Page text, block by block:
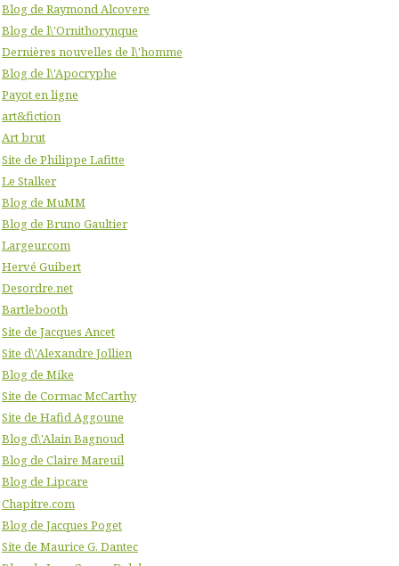
Blog de Raymond Alcovere
Blog de l\'Ornithorynque
Dernières nouvelles de l\'homme
Blog de l\'Apocryphe
Payot en ligne
art&fiction
Art brut
Site de Philippe Lafitte
Le Stalker
Blog de MuMM
Blog de Bruno Gaultier
Largeur.com
Hervé Guibert
Desordre.net
Bartlebooth
Site de Jacques Ancet
Site d\'Alexandre Jollien
Blog de Mike
Site de Cormac McCarthy
Site de Hafid Aggoune
Blog d\'Alain Bagnoud
Blog de Claire Mareuil
Blog de Lipcare
Chapitre.com
Blog de Jacques Poget
Site de Maurice G. Dantec